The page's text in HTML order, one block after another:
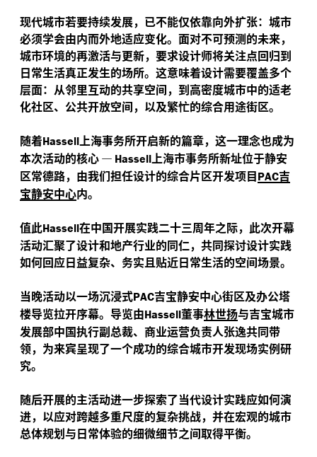
现代城市若要持续发展，已不能仅依靠向外扩张：城市
必须学会由内而外地适应变化。面对不可预测的未来，
城市环境的再激活与更新，要求设计师将关注点回归到
日常生活真正发生的场所。这意味着设计需要覆盖多个
层面：从邻里互动的共享空间，到高密度城市中的适老
化社区、公共开放空间，以及繁忙的综合用途街区。
随着Hassell 上海事务所开启新的篇章，这一理念也成为
本次活动的核心— Hassell 上海市事务所新址位于静安
区常德路，由我们担任设计的综合片区开发项目PAC吉
宝静安中心内。
值此Hassell在中国开展实践二十三周年之际，此次开幕
活动汇聚了设计和地产行业的同仁，共同探讨设计实践
如何回应日益复杂、务实且贴近日常生活的空间场景。
当晚活动以一场沉浸式PAC吉宝静安中心街区及办公塔
楼导览拉开序幕。导览由Hassell董事林世扬与吉宝城市
发展部中国执行副总裁、商业运营负责人张逸共同带
领，为来宾呈现了一个成功的综合城市开发现场实例研
究。
随后开展的主活动进一步探索了当代设计实践应如何演
进，以应对跨越多重尺度的复杂挑战，并在宏观的城市
总体规划与日常体验的细微细节之间取得平衡。